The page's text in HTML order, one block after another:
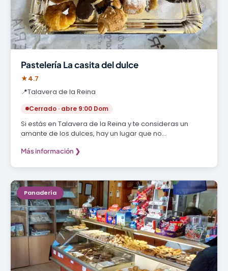
Pastelería La casita del dulce
★4.7
📍Talavera de la Reina
Cerrado · abre 9:00 Dom
Si estás en Talavera de la Reina y te consideras un
amante de los dulces, hay un lugar que no…
Más información ❯
Panadería